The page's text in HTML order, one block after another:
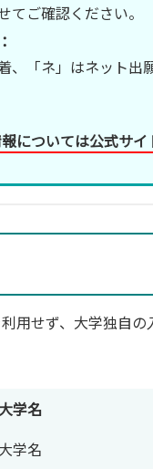
てご確認ください。
、「ネ」はネット出
については公式サ
用せず、大学独自の
学名
大学名